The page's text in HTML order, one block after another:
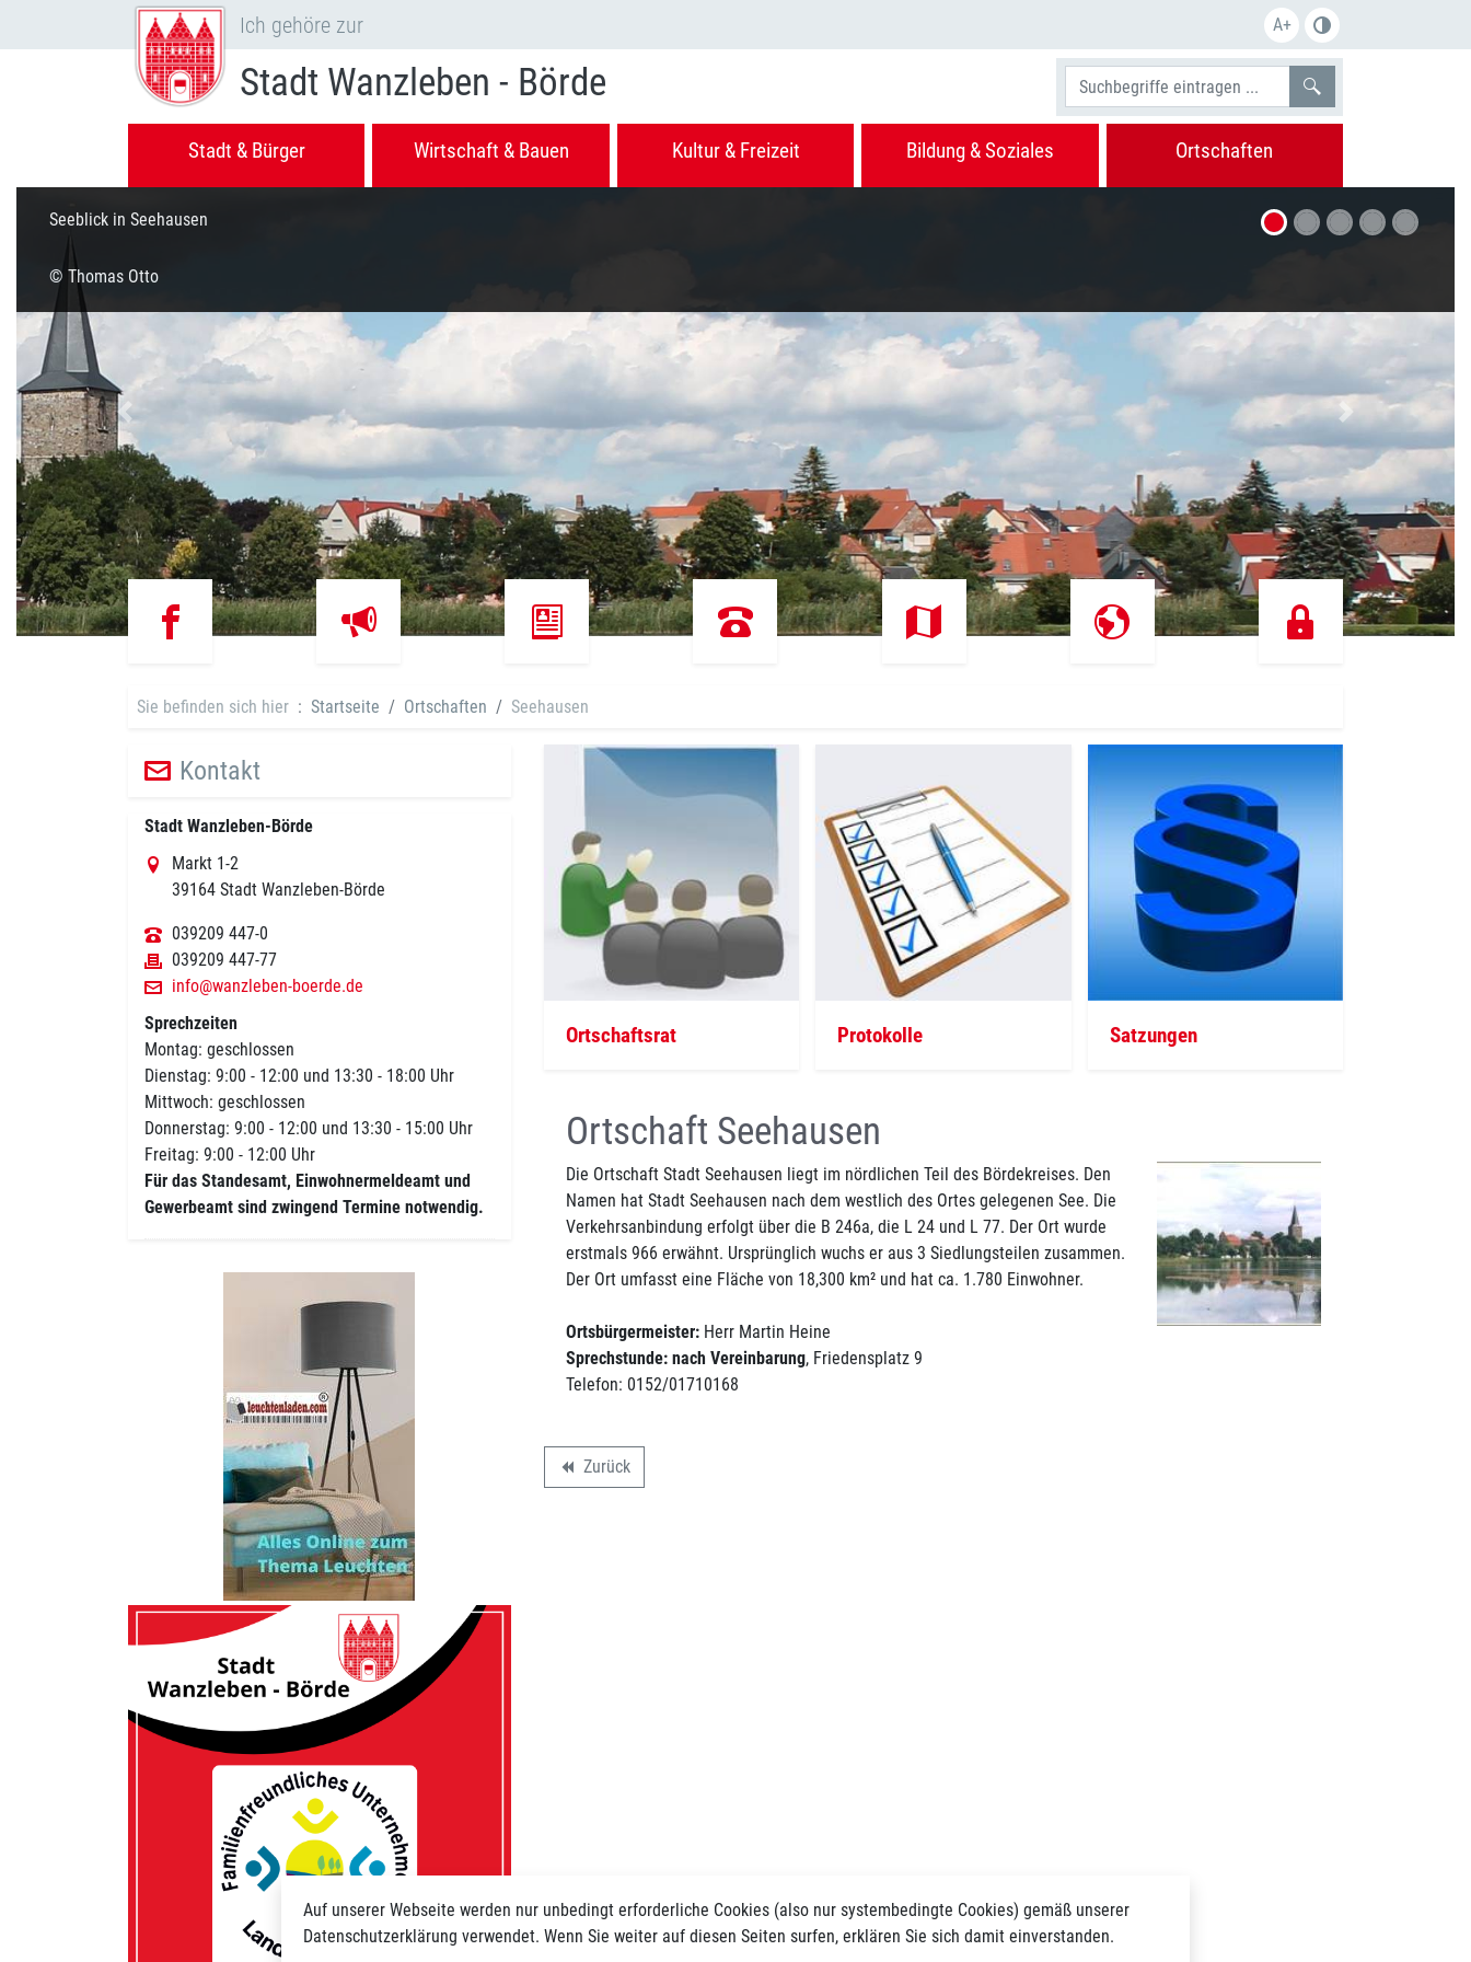
Auf unserer Webseite werden nur unbedingt erforderliche Cookies (also nur systembedingte Cookies) gemäß unserer
Datenschutzerklärung verwendet. Wenn Sie weiter auf diesen Seiten surfen, erklären Sie sich damit einverstanden.
Ich gehöre zur A+
Stadt Wanzleben - Börde
Stadt & Bürger Wirtschaft & Bauen Kultur & Freizeit Bildung & Soziales Ortschaften
Seeblick in Seehausen
© Thomas Otto
Vorheriges Bild Nächstes Bild
Sie befinden sich hier Startseite Ortschaften Seehausen
Ortschaftsrat Protokolle Satzungen
Ortschaft Seehausen
Die Ortschaft Stadt Seehausen liegt im nördlichen Teil des Bördekreises. Den
Namen hat Stadt Seehausen nach dem westlich des Ortes gelegenen See. Die
Verkehrsanbindung erfolgt über die B 246a, die L 24 und L 77. Der Ort wurde
erstmals 966 erwähnt. Ursprünglich wuchs er aus 3 Siedlungsteilen zusammen.
Der Ort umfasst eine Fläche von 18,300 km² und hat ca. 1.780 Einwohner.
Ortsbürgermeister:Herr Martin Heine
Sprechstunde: nach Vereinbarung, Friedensplatz 9
Telefon: 0152/01710168
backward Zurück
Kontakt
Stadt Wanzleben-Börde
Markt 1-2
39164 Stadt Wanzleben-Börde
039209 447-0
039209 447-77
info@wanzleben-boerde.de
Sprechzeiten
Montag: geschlossen
Dienstag: 9:00 - 12:00 und 13:30 - 18:00 Uhr
Mittwoch: geschlossen
Donnerstag: 9:00 - 12:00 und 13:30 - 15:00 Uhr
Freitag: 9:00 - 12:00 Uhr
Für das Standesamt, Einwohnermeldeamt und
Gewerbeamt sind zwingend Termine notwendig.